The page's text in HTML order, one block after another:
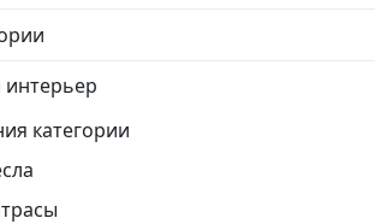
категории